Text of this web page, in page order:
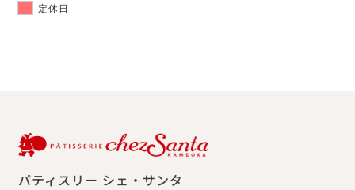
定休日
パティスリー シェ・サンタ